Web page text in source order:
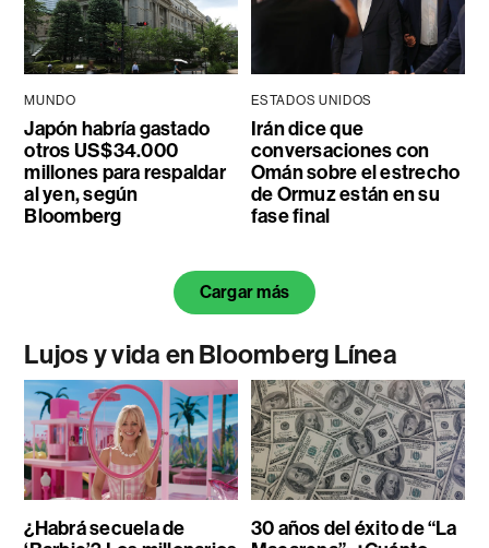
MUNDO
Japón habría gastado
otros US$34.000
millones para respaldar
al yen, según
Bloomberg
ESTADOS UNIDOS
Irán dice que
conversaciones con
Omán sobre el estrecho
de Ormuz están en su
fase final
Cargar más
Lujos y vida en Bloomberg Línea
¿Habrá secuela de
30 años del éxito de “La